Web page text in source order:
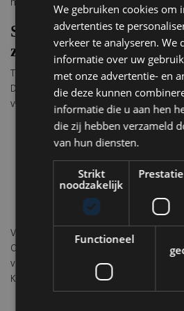
Sterrenchefs, signature
zeldzame
Tijdens deze unieke festivalweek koken
De Mangeleer, Jacob Jan Boerma,
van Damme zij aan zij met internationale
Viki Geunes (Zilte, ***
Hans Neuner (Ocean, ** Portugal)
Daniel Gottschlich (Ox & Klee,
Sidney Schutte (Spectrum, **
Alberto Landgraf (Oteque, **
Alexandre Gauthier (Le
Verwacht vier- en zeshandenmenu’s,
Caviar Dinner, een exclusieve Whisky
van afternoon tea door Roger van
Krug, Ruinart, Rémy Martin en Château
We gebruiken cookies om
advertenties te
verkeer te analyseren. We
informatie over uw
met onze advertentie- en
die deze kunnen
informatie die u aan hen
die zij hebben verzameld
van hun diensten.
Strikt
noodzakelijk
Prestatie
Functioneel